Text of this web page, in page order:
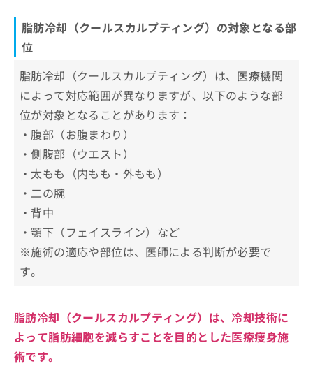
脂肪冷却（クールスカルプティング）の対象となる部
位
脂肪冷却（クールスカルプティング）は、医療機関
によって対応範囲が異なりますが、以下のような部
位が対象となることがあります：
・腹部（お腹まわり）
・側腹部（ウエスト）
・太もも（内もも・外もも）
・二の腕
・背中
・顎下（フェイスライン）など
※施術の適応や部位は、医師による判断が必要で
す。
脂肪冷却（クールスカルプティング）は、冷却技術に
よって脂肪細胞を減らすことを目的とした医療痩身施
術です。
ら